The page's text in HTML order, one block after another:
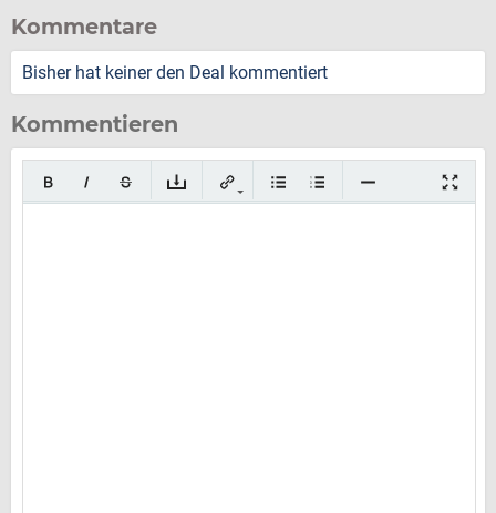
Kommentare
Bisher hat keiner den Deal kommentiert
Kommentieren